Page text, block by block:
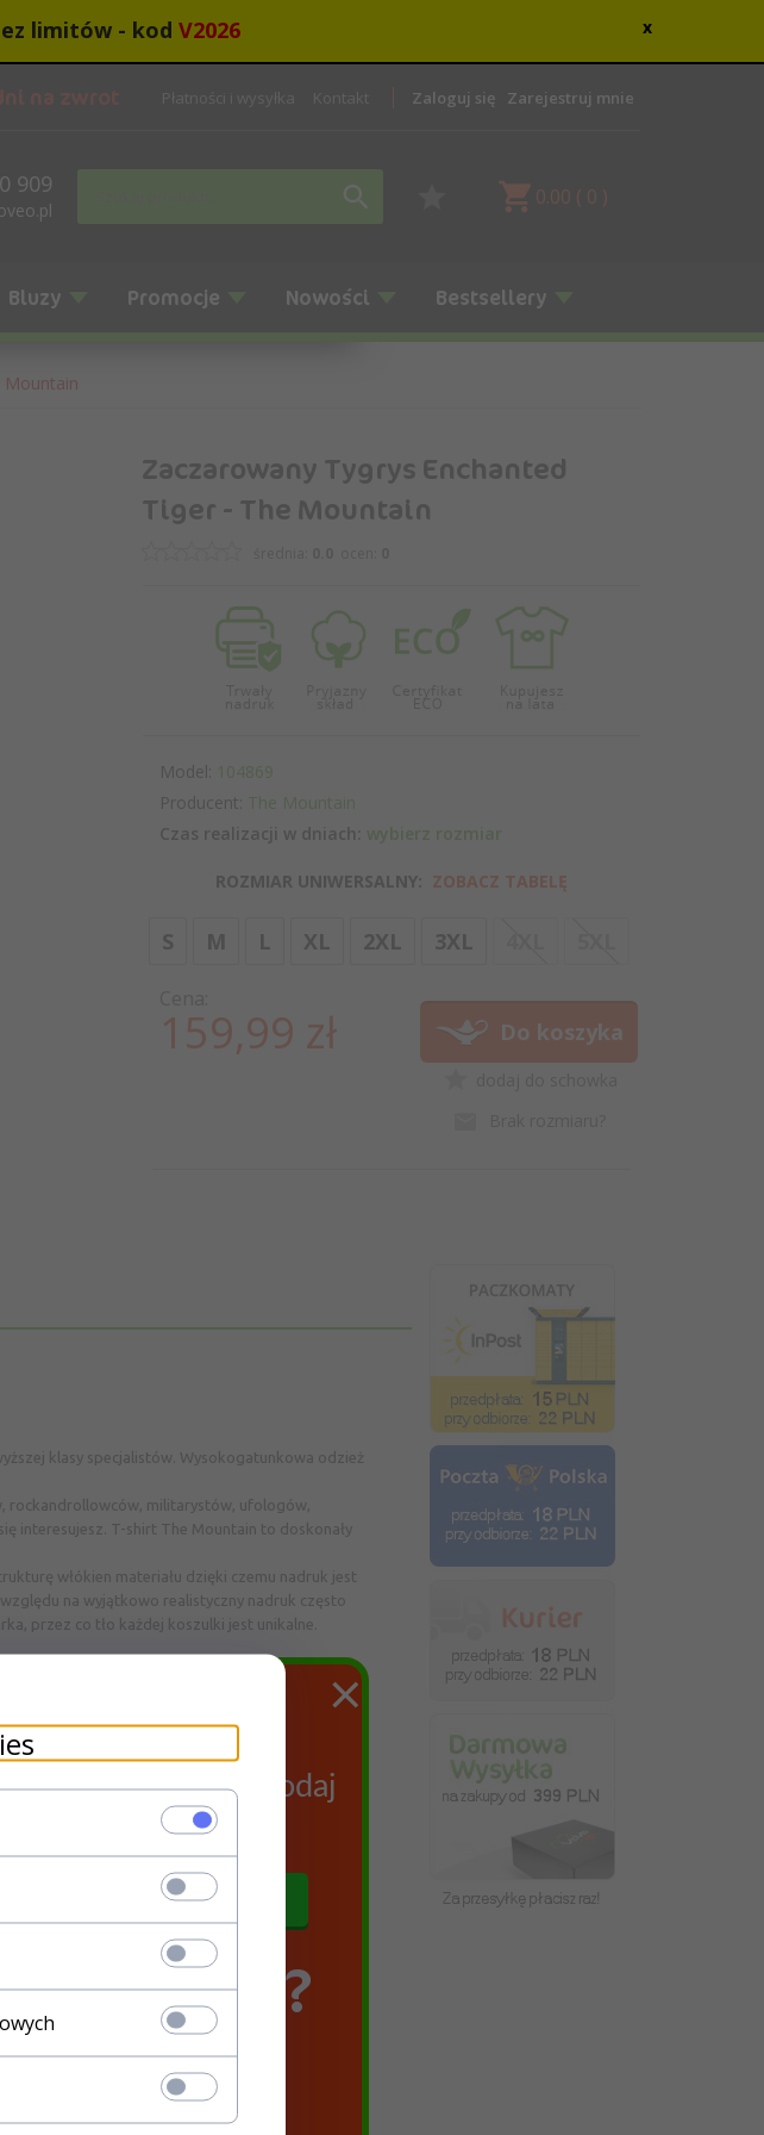
limitów - kodV2026 x
na zwrot Zaloguj się Zarejestruj mnie
909 0.00 ( 0 )
Bluzy Promocje Nowości Bestsellery
Mountain
Zaczarowany Tygrys Enchanted
Tiger - The Mountain
Model: 104869
Czas realizacji w dniach: wybierz rozmiar
Producent: The Mountain
ROZMIAR UNIWERSALNY: ZOBACZ TABELĘ
S M L XL 2XL 3XL
159,99 zł Do koszyka
klasy specjalistów. Wysokogatunkowa odzież
rockandrollowców, militarystów, ufologów,
interesujesz. T-shirt The Mountain to doskonały
włókien materiału dzięki czemu nadruk jest
względu na wyjątkowo realistyczny nadruk często
przez co tło każdej koszulki jest unikalne.
×
poinformowanych
sklepie. Już teraz podaj
PREZENT
Zapisz się
rabatowe,